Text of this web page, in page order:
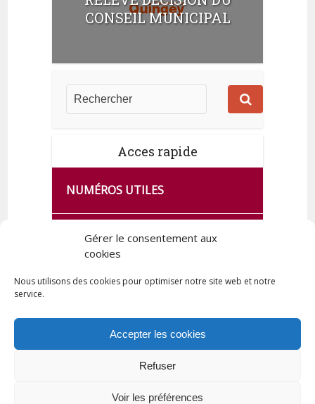
Gérer le consentement aux
cookies
Nous utilisons des cookies pour optimiser notre site web et notre
service.
Accepter les cookies
Refuser
Voir les préférences
CONSEIL MUNICIPAL
Acces rapide
NUMÉROS UTILES
CA SE PASSE À FRANCE SERVICES
DE QUINGEY
Tous droits réservés © 2023 Commune de Quingey / Création -